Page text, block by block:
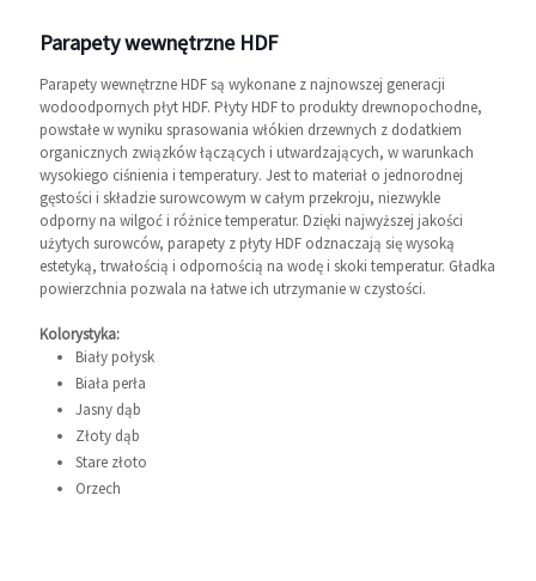
Parapety wewnętrzne HDF
Parapety wewnętrzne HDF są wykonane z najnowszej generacji
wodoodpornych płyt HDF. Płyty HDF to produkty drewnopochodne,
powstałe w wyniku sprasowania włókien drzewnych z dodatkiem
organicznych związków łączących i utwardzających, w warunkach
wysokiego ciśnienia i temperatury. Jest to materiał o jednorodnej
gęstości i składzie surowcowym w całym przekroju, niezwykle
odporny na wilgoć i różnice temperatur. Dzięki najwyższej jakości
użytych surowców, parapety z płyty HDF odznaczają się wysoką
estetyką, trwałością i odpornością na wodę i skoki temperatur. Gładka
powierzchnia pozwala na łatwe ich utrzymanie w czystości.
Kolorystyka:
Biały połysk
Biała perła
Jasny dąb
Złoty dąb
Stare złoto
Orzech